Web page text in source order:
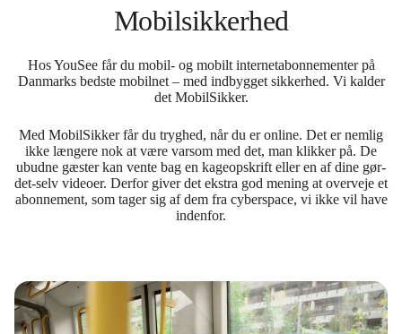
Mobilsikkerhed
Hos YouSee får du mobil- og mobilt internetabonnementer på
Danmarks bedste mobilnet – med indbygget sikkerhed. Vi kalder
det MobilSikker.
Med MobilSikker får du tryghed, når du er online. Det er nemlig
ikke længere nok at være varsom med det, man klikker på. De
ubudne gæster kan vente bag en kageopskrift eller en af dine gør-
det-selv videoer. Derfor giver det ekstra god mening at overveje et
abonnement, som tager sig af dem fra cyberspace, vi ikke vil have
indenfor.